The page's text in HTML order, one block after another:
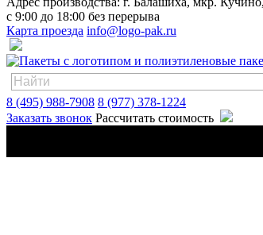
с 9:00 до 18:00 без перерыва
Карта проезда info@logo-pak.ru
8 (495) 988-7908 8 (977) 378-1224
Заказать звонок Рассчитать стоимость